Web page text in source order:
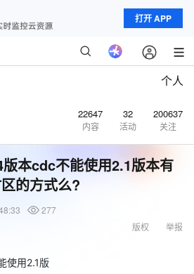
打开 APP
个人
22647
内容
32
活动
200637
关注
本cdc不能使用2.1版本有
的方式么?
277
举报
版权
使用2.1版